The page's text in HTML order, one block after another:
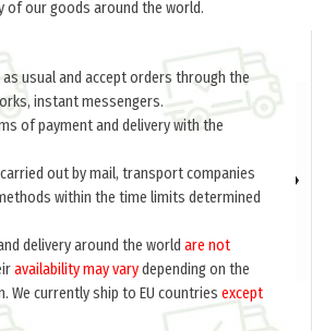
of our goods around the world.
usual and accept orders through the
instant messengers.
of payment and delivery with the
out by mail, transport companies
within the time limits determined
delivery around the world are not
availability may varydepending on the
We currently ship to EU countries except
stock